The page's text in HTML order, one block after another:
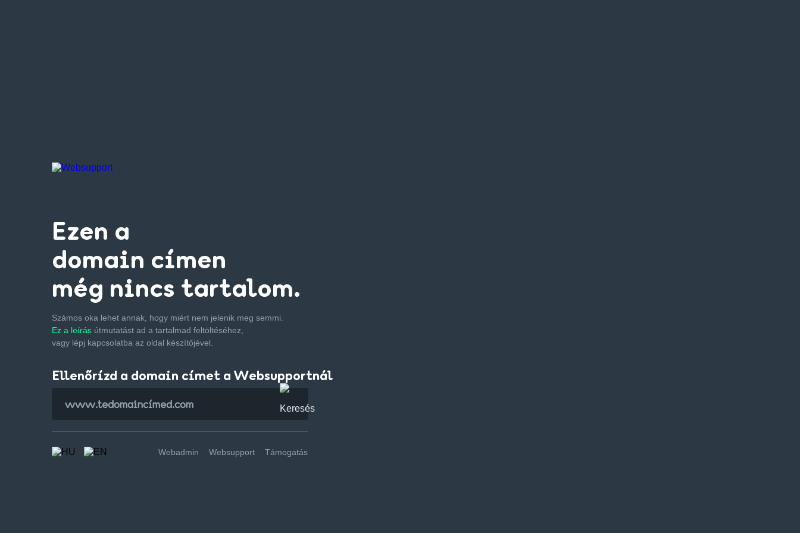
Ezen a
domain címen
még nincs tartalom.
Számos oka lehet annak, hogy miért nem jelenik meg semmi.
Ez a leírás útmutatást ad a tartalmad feltöltéséhez,
vagy lépj kapcsolatba az oldal készítőjével.
Ellenőrízd a domain címet a Websupportnál
Webadmin Websupport Támogatás